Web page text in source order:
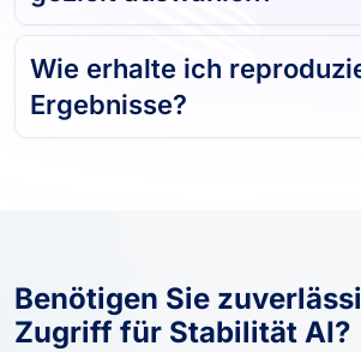
Wie erhalte ich
Ergebnisse?
Benötigen Sie
Zugriff für Stabilität AI?